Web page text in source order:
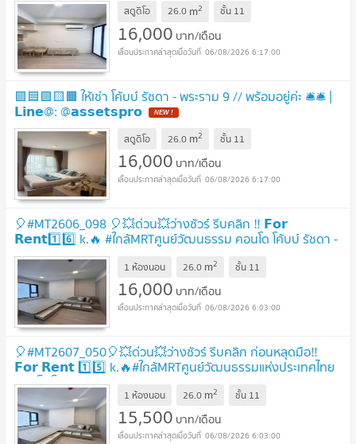
สตูดิโอ 26.0 m2 ชั้น 11
16,000 บาท/เดือน
06/08/2026 6:17:00
🟪🟦🟩🟨🟧 ให้เช่า โค้บบ์ รัชดา - พระราม 9 // พร้อมอยู่ค่ะ 🛎️🛎️ |
𝗟𝗶𝗻𝗲@: @𝗮𝘀𝘀𝗲𝘁𝘀𝗽𝗿𝗼
สตูดิโอ 26.0 m2 ชั้น 11
16,000 บาท/เดือน
06/08/2026 6:17:00
🎈#MT2606_098 🎈💥ด่วน💥ว่างชัวร์ รีบคลิก ‼️ 𝗙𝗼𝗿
𝗥𝗲𝗻𝘁1️⃣6️⃣ k.🔥 #ใกล้MRTศูนย์วัฒนธรรม คอนโด โค้บบ์ รัชดา -
พระราม 9
1 ห้องนอน 26.0 m2 ชั้น 11
16,000 บาท/เดือน
06/08/2026 6:03:00
🎈#MT2607_050🎈💥ด่วน💥ว่างชัวร์ รีบคลิก ก่อนหลุดมือ‼️
𝗙𝗼𝗿 𝗥𝗲𝗻𝘁 1️⃣5️⃣ k.🔥#ใกล้MRTศูนย์วัฒนธรรมแห่งประเทศไทย
คอนโด โค้บบ์รัชดาพระราม9
1 ห้องนอน 26.0 m2 ชั้น 11
15,500 บาท/เดือน
06/08/2026 6:03:00